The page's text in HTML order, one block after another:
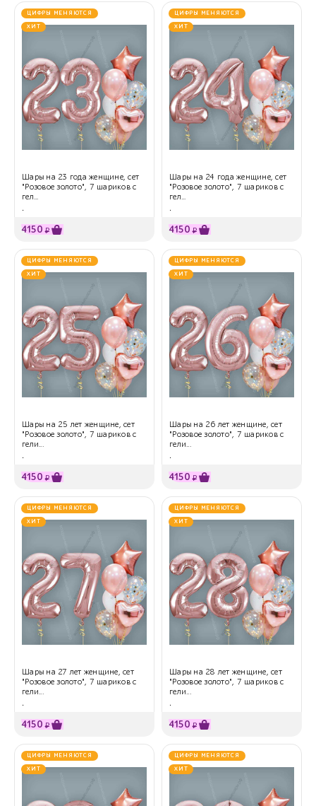
ЦИФРЫ МЕНЯЮТСЯ
ХИТ
Шары на 23 года женщине, сет
"Розовое золото", 7 шариков с
гел...
.
4150 ₽
ЦИФРЫ МЕНЯЮТСЯ
ХИТ
Шары на 24 года женщине, сет
"Розовое золото", 7 шариков с
гел...
.
4150 ₽
ЦИФРЫ МЕНЯЮТСЯ
ХИТ
Шары на 25 лет женщине, сет
"Розовое золото", 7 шариков с
гели...
.
4150 ₽
ЦИФРЫ МЕНЯЮТСЯ
ХИТ
Шары на 26 лет женщине, сет
"Розовое золото", 7 шариков с
гели...
.
4150 ₽
ЦИФРЫ МЕНЯЮТСЯ
ХИТ
Шары на 27 лет женщине, сет
"Розовое золото", 7 шариков с
гели...
.
4150 ₽
ЦИФРЫ МЕНЯЮТСЯ
ХИТ
Шары на 28 лет женщине, сет
"Розовое золото", 7 шариков с
гели...
.
4150 ₽
ЦИФРЫ МЕНЯЮТСЯ
ХИТ
ЦИФРЫ МЕНЯЮТСЯ
ХИТ